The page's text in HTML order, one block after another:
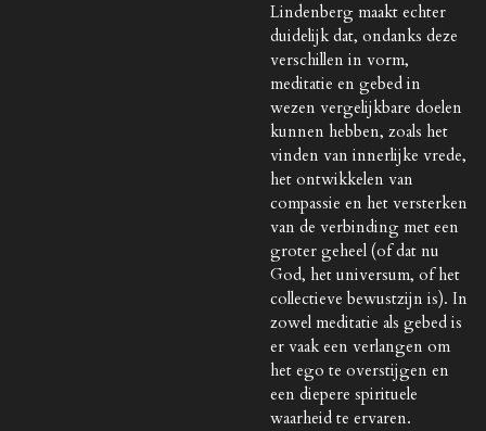
Lindenberg maakt echter
duidelijk dat, ondanks deze
verschillen in vorm,
meditatie en gebed in
wezen vergelijkbare doelen
kunnen hebben, zoals het
vinden van innerlijke vrede,
het ontwikkelen van
compassie en het versterken
van de verbinding met een
groter geheel (of dat nu
God, het universum, of het
collectieve bewustzijn is). In
zowel meditatie als gebed is
er vaak een verlangen om
het ego te overstijgen en
een diepere spirituele
waarheid te ervaren.